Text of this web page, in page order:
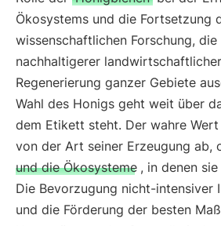
Ökosystems und die Fortsetzung
wissenschaftlichen Forschung,
nachhaltigerer
Regenerierung ganzer Gebiete
Wahl des Honigs geht weit über
dem Etikett steht. Der wahre
von der Art seiner Erzeugung ab,
und die Ökosysteme , in denen
Die Bevorzugung nicht-intensiver
und die Förderung der besten